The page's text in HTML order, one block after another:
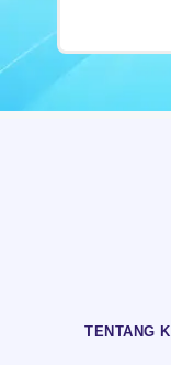
TENTANG